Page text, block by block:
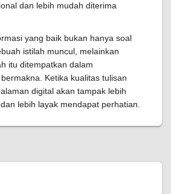
dan lebih mudah diterima
yang baik bukan hanya soal
istilah muncul, melainkan
itu ditempatkan dalam
Ketika kualitas tulisan
digital akan tampak lebih
lebih layak mendapat perhatian.